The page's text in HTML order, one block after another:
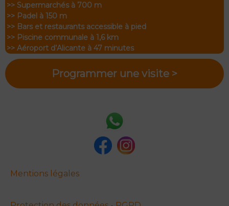
>> Supermarchés à 700 m
>> Padel à 150 m
>> Bars et restaurants accessible à pied
>> Piscine communale à 1,6 km
>> Aéroport d’Alicante à 47 minutes
Programmer une visite >
Mentions légales